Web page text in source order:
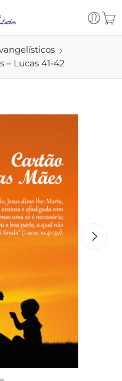
– Lucas 41-42